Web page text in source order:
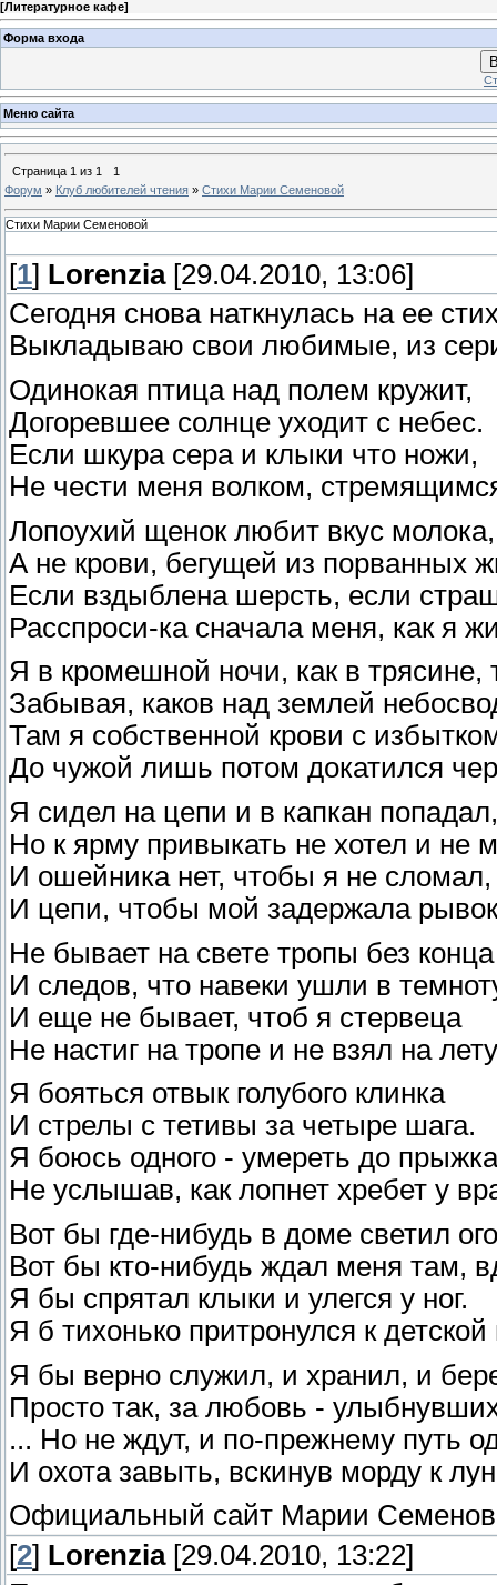
[Литературное кафе]
Форма входа
Меню сайта
Страница 1 из 1
1
Форум » Клуб любителей чтения » Стихи Марии Семеновой
Стихи Марии Семеновой
[1] Lorenzia[29.04.2010, 13:06]
Сегодня снова наткнулась на ее
Выкладываю свои любимые, из
Одинокая птица над полем кружит,
Догоревшее солнце уходит с небес.
Если шкура сера и клыки что ножи,
Не чести меня волком,
Лопоухий щенок любит вкус молока,
А не крови, бегущей из порванных
Если вздыблена шерсть, если
Расспроси-ка сначала меня, как я
Я в кромешной ночи, как в трясине,
Забывая, каков над землей
Там я собственной крови с
До чужой лишь потом докатился
Я сидел на цепи и в капкан попадал,
Но к ярму привыкать не хотел и не
И ошейника нет, чтобы я не сломал,
И цепи, чтобы мой задержала
Не бывает на свете тропы без конца
И следов, что навеки ушли в
И еще не бывает, чтоб я стервеца
Не настиг на тропе и не взял на
Я бояться отвык голубого клинка
И стрелы с тетивы за четыре шага.
Я боюсь одного - умереть до
Не услышав, как лопнет хребет у
Вот бы где-нибудь в доме светил
Вот бы кто-нибудь ждал меня там,
Я бы спрятал клыки и улегся у ног.
Я б тихонько притронулся к
Я бы верно служил, и хранил, и
Просто так, за любовь -
... Но не ждут, и по-прежнему путь
И охота завыть, вскинув морду к
Официальный сайт Марии
[2] Lorenzia[29.04.2010, 13:22]